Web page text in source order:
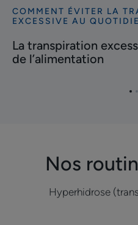
Découvrir
transpiration
excessive
COMMENT ÉVITER LA
EXCESSIVE AU
La transpiration
de l’alimentation
Nos
Hyperhidrose